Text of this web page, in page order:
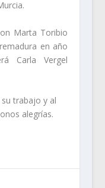
Marta Toribio
en año
Carla Vergel
trabajo y al
alegrías.